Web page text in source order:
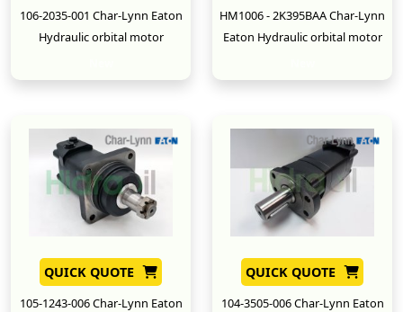
106-2035-001 Char-Lynn Eaton
Hydraulic orbital motor
HM1006 - 2K395BAA Char-Lynn
Eaton Hydraulic orbital motor
QUICK QUOTE
105-1243-006 Char-Lynn Eaton
QUICK QUOTE
104-3505-006 Char-Lynn Eaton